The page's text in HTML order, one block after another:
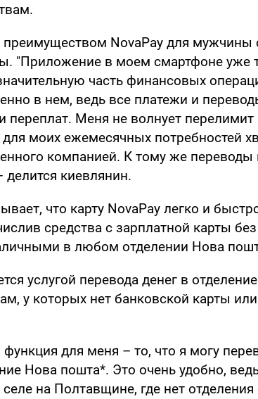
NovaPay для мужчины
"Приложение в моем смартфоне уже
часть финансовых
в нем, ведь все платежи и
переплат. Меня не волнует перелимит
для моих ежемесячных потребностей
компанией. К тому же переводы
киевлянин.
что карту NovaPay легко и
средства с зарплатной карты
в любом отделении Нова
услугой перевода денег в
у которых нет банковской карты
для меня – то, что я могу
Нова пошта*. Это очень удобно,
на Полтавщине, где нет отделения